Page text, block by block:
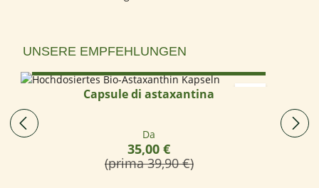
Salta la galleria dei prodotti
UNSERE EMPFEHLUNGEN
Select options
Capsule di astaxantina
Prezzo normale:
Da
35,00 €
(prima 39,90 €)